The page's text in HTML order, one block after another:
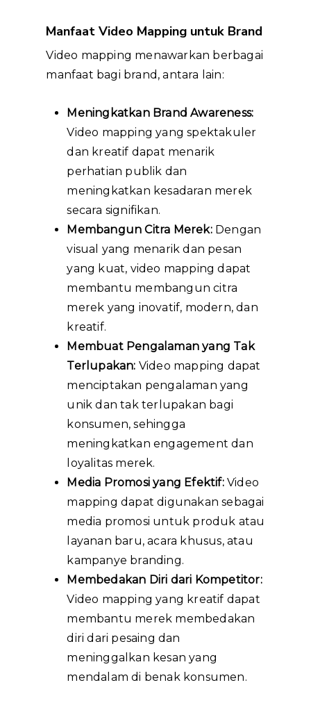
Manfaat Video Mapping untuk Brand
Video mapping menawarkan berbagai
manfaat bagi brand, antara lain:
Meningkatkan Brand Awareness:
Video mapping yang spektakuler
dan kreatif dapat menarik
perhatian publik dan
meningkatkan kesadaran merek
secara signifikan.
Membangun Citra Merek:Dengan
visual yang menarik dan pesan
yang kuat, video mapping dapat
membantu membangun citra
merek yang inovatif, modern, dan
kreatif.
Membuat Pengalaman yang Tak
Terlupakan: Video mapping dapat
menciptakan pengalaman yang
unik dan tak terlupakan bagi
konsumen, sehingga
meningkatkan engagement dan
loyalitas merek.
Media Promosi yang Efektif:Video
mapping dapat digunakan sebagai
media promosi untuk produk atau
layanan baru, acara khusus, atau
kampanye branding.
Membedakan Diri dari Kompetitor:
Video mapping yang kreatif dapat
membantu merek membedakan
diri dari pesaing dan
meninggalkan kesan yang
mendalam di benak konsumen.